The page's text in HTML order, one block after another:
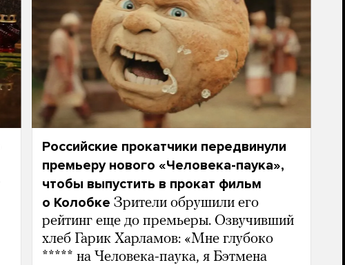
Российские прокатчики передвинули
премьеру нового «Человека-паука»,
чтобы выпустить в прокат фильм
о Колобке Зрители обрушили его
рейтинг еще до премьеры. Озвучивший
хлеб Гарик Харламов: «Мне глубоко
***** на Человека-паука, я Бэтмена